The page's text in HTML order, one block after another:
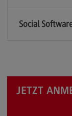
Social
JETZT